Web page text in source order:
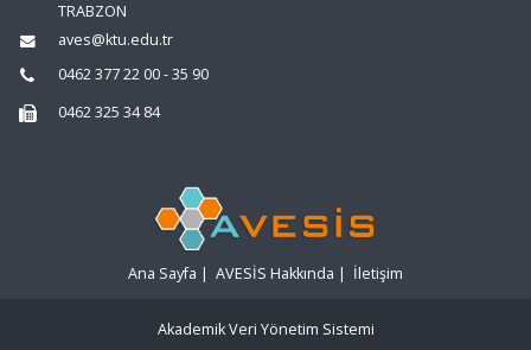
TRABZON
aves@ktu.edu.tr
0462 377 22 00 - 35 90
0462 325 34 84
Ana Sayfa | AVESİS Hakkında | İletişim
Akademik Veri Yönetim Sistemi